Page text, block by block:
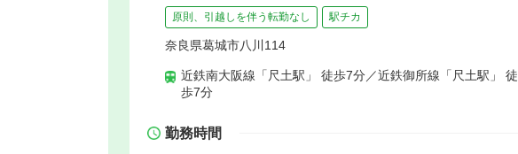
原則、引越しを伴う転勤なし 駅チカ
奈良県葛城市八川114
近鉄南大阪線「尺土駅」 徒歩7分／近鉄御所線「尺土駅」 徒
歩7分
勤務時間